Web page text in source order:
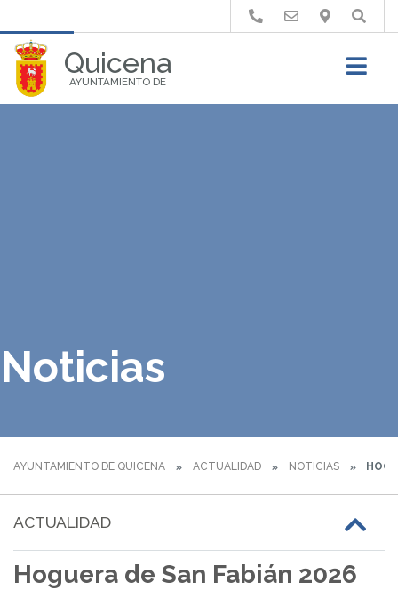
Quicena
AYUNTAMIENTO DE
Buscar
Noticias
AYUNTAMIENTO DE QUICENA ACTUALIDAD NOTICIAS
ACTUALIDAD
Hoguera de San Fabián 2026